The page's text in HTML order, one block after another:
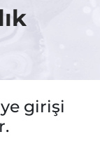
girişi